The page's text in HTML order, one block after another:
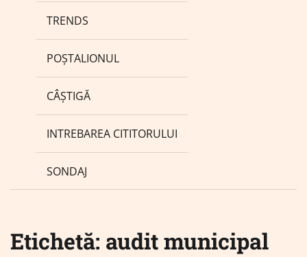
TRENDS
POȘTALIONUL
CÂȘTIGĂ
INTREBAREA CITITORULUI
SONDAJ
Etichetă: audit municipal